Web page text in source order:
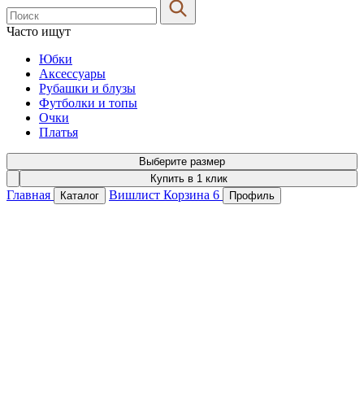
Часто ищут
Юбки
Аксессуары
Рубашки и блузы
Футболки и топы
Очки
Платья
Выберите размер
Купить в 1 клик
Главная Каталог Вишлист Корзина 6 Профиль